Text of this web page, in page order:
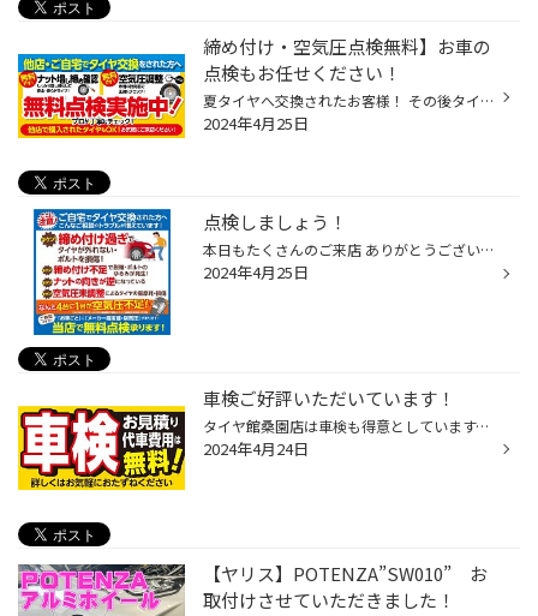
締め付け・空気圧点検無料】お車の
点検もお任せください！
夏タイヤへ交換されたお客様！ その後タイヤの点検はしましたか？ 馴染みによるナットの緩み 外気温でのタイヤ空気圧の変化 取付後1週間ほどで再点検をオススメしています！ ナットの緩みで脱輪事故・・・ 空気圧低下で燃費悪化・偏ったタイヤの減り・ハンドル操作や安定感がなくなる・・・ 良くな...
2024年4月25日
点検しましょう！
本日もたくさんのご来店 ありがとうございました！ 夏タイヤへの交換を済んだ方も 多いのではないでしょうか？ ご自身でタイヤ交換をされた方 空気圧とナットの増し締め点検、無料で行っております！ タイヤは保管期間に自然と空気が抜けてしまうため タイヤ交換時には空気圧点検がとても大事なので...
2024年4月25日
車検ご好評いただいています！
タイヤ館桑園店は車検も得意としています。 そもそも車検とは？ 道路運送車両法では、車が安全面や公害防止面で問題ないか（保安基準に適合しているか）どうかを国の機関（運輸支局）や国から認可された整備工場・自動車販売店で定期的に時間・走行距離により劣化する、自動車部品等を検査し、運転...
2024年4月24日
【ヤリス】POTENZA”SW010” お
取付けさせていただきました！